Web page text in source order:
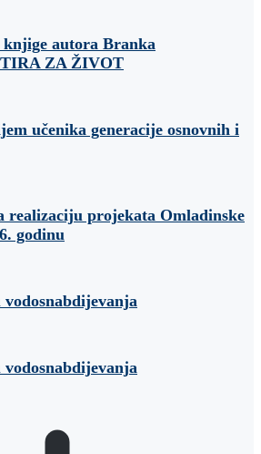
autora Branka
ZA ŽIVOT
učenika generacije osnovnih i
realizaciju projekata Omladinske
godinu